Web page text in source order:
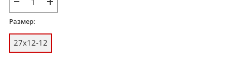
Размер:
27x12-12